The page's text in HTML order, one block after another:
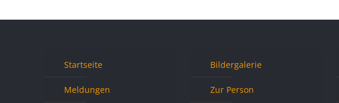
Startseite
Meldungen
Bildergalerie
Zur Person